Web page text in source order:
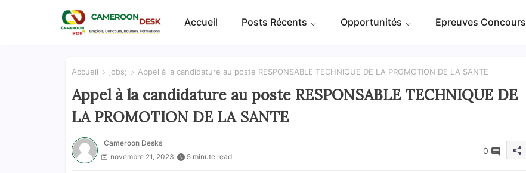
Accueil Posts Récents Opportunités Epreuves Concours
Accueil jobs; Appel à la candidature au poste RESPONSABLE TECHNIQUE DE LA PROMOTION DE LA SANTE
Appel à la candidature au poste RESPONSABLE TECHNIQUE DE
LA PROMOTION DE LA SANTE
Cameroon Desks
novembre 21, 2023
5 minute read
0